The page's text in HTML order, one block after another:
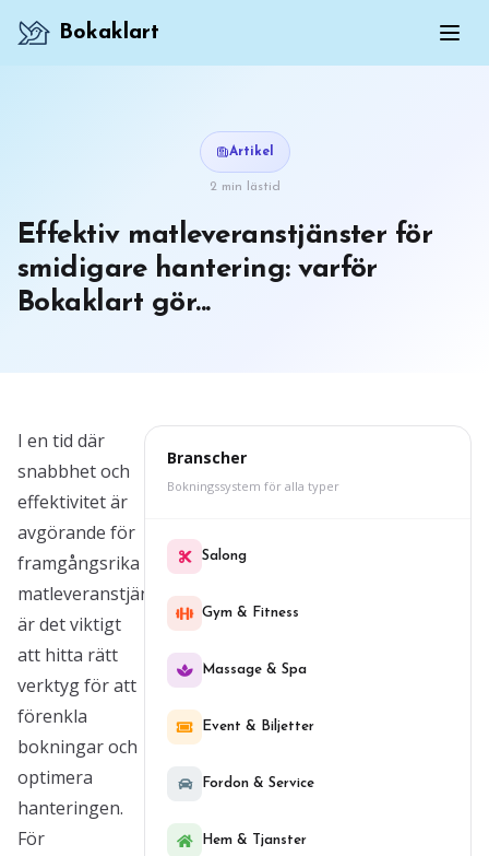
Bokaklart
Artikel
2 min lästid
Effektiv matleveranstjänster för
smidigare hantering: varför
Bokaklart gör...
I en tid där
snabbhet och
effektivitet är
avgörande för
framgångsrika
matleveranstjänster,
är det viktigt
att hitta rätt
verktyg för att
förenkla
bokningar och
optimera
hanteringen.
För
Branscher
Bokningssystem för alla typer
Salong
Gym & Fitness
Massage & Spa
Event & Biljetter
Fordon & Service
Hem & Tjanster